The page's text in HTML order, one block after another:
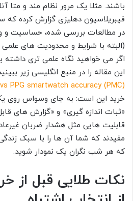
باشند. مثلا یک مرور نظام مند و متا
در مطالعات بررسی شده، حساسیت و
(البته با شرایط و محدودیت های
اگر می خواهید نگاه علمی تری داشته
این مقاله را در منبع انگلیسی زیر
PPG smartwatch accuracy (PMC)
خرید این است: به جای وسواس روی
«ثبات اندازه گیری» و «گزارش های
قابلیت هایی مثل هشدار ضربان
مفیدند که شما آن ها را با سبک
که هر شب نگران یک نمودار شوید.
نکات طلایی قبل از